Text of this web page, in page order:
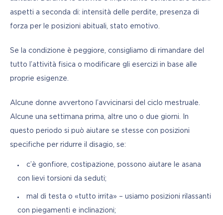
aspetti a seconda di: intensità delle perdite, presenza di
forza per le posizioni abituali, stato emotivo.
Se la condizione è peggiore, consigliamo di rimandare del
tutto l’attività fisica o modificare gli esercizi in base alle
proprie esigenze.
Alcune donne avvertono l’avvicinarsi del ciclo mestruale.
Alcune una settimana prima, altre uno o due giorni. In
questo periodo si può aiutare se stesse con posizioni
specifiche per ridurre il disagio, se:
c’è gonfiore, costipazione, possono aiutare le asana
con lievi torsioni da seduti;
mal di testa o «tutto irrita» – usiamo posizioni rilassanti
con piegamenti e inclinazioni;